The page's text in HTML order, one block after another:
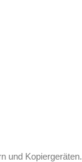
und Kopiergeräten.